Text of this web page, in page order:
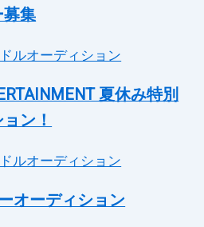
募集
ルオーディション
夏休み特別
ン！
ルオーディション
オーディション